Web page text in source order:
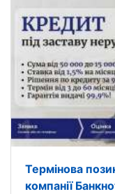
Термінова
компанії